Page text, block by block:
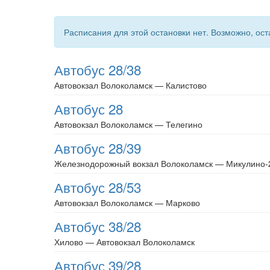
Расписания для этой остановки нет. Возможно,
Автобус 28/38
Автовокзал Волоколамск — Калистово
Автобус 28
Автовокзал Волоколамск — Телегино
Автобус 28/39
Железнодорожный вокзал Волоколамск — Микулино-
Автобус 28/53
Автовокзал Волоколамск — Марково
Автобус 38/28
Хилово — Автовокзал Волоколамск
Автобус 39/28